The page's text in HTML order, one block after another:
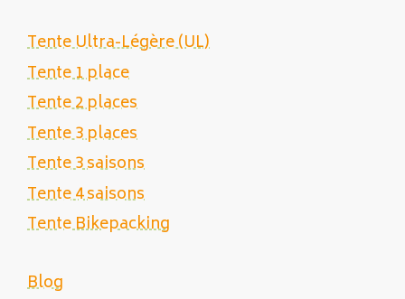
Tente Ultra-Légère (UL)
Tente 1 place
Tente 2 places
Tente 3 places
Tente 3 saisons
Tente 4 saisons
Tente Bikepacking
Blog